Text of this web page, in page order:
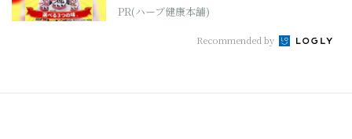
PR(ハーブ健康本舗)
Recommended by